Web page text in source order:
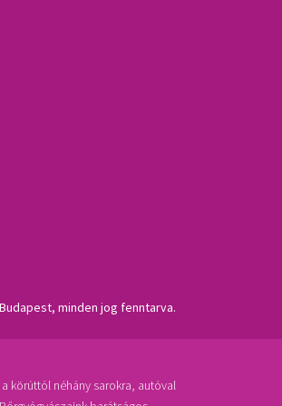
minden jog fenntarva.
körúttól néhány sarokra, autóval